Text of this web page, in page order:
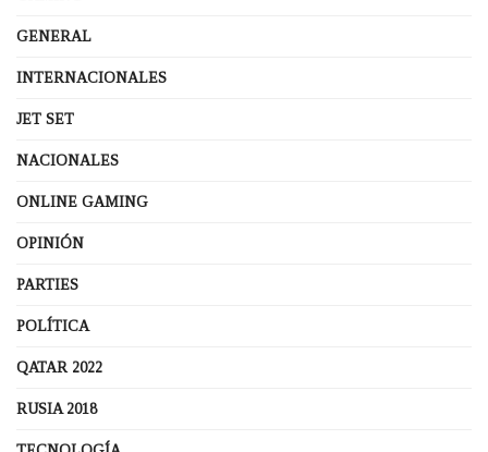
GENERAL
INTERNACIONALES
JET SET
NACIONALES
ONLINE GAMING
OPINIÓN
PARTIES
POLÍTICA
QATAR 2022
RUSIA 2018